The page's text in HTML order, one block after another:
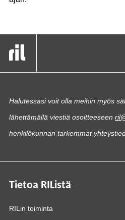
Halutessasi voit olla meihin myös
lähettämällä viestiä osoitteeseen
henkilökunnan tarkemmat
Tietoa RIListä
RILin toiminta